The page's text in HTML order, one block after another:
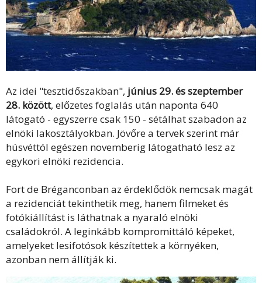
Az idei "tesztidőszakban", június 29. és szeptember
28. között, előzetes foglalás után naponta 640
látogató - egyszerre csak 150 - sétálhat szabadon az
elnöki lakosztályokban. Jövőre a tervek szerint már
húsvéttól egészen novemberig látogatható lesz az
egykori elnöki rezidencia.
Fort de Bréganconban az érdeklődök nemcsak magát
a rezidenciát tekinthetik meg, hanem filmeket és
fotókiállítást is láthatnak a nyaraló elnöki
családokról. A leginkább kompromittáló képeket,
amelyeket lesifotósok készítettek a környéken,
azonban nem állítják ki.